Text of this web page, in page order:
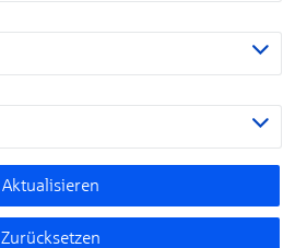
Aktualisieren
Zurücksetzen